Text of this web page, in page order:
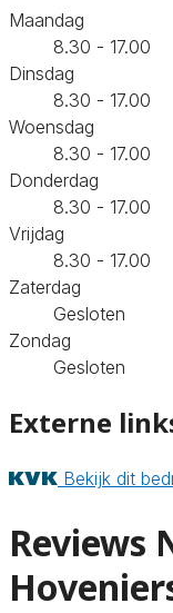
Maandag
8.30 - 17.00
Dinsdag
8.30 - 17.00
Woensdag
8.30 - 17.00
Donderdag
8.30 - 17.00
Vrijdag
8.30 - 17.00
Zaterdag
Gesloten
Zondag
Gesloten
Externe
Bekijk dit
Reviews